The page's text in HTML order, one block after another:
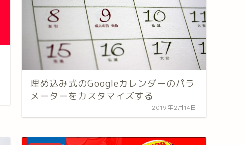
埋め込み式のGoogleカレンダーのパラ
メーターをカスタマイズする
2019年2月14日